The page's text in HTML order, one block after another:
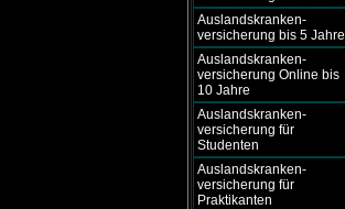
Auslandskranken-
versicherung bis 5 Jahre
Auslandskranken-
versicherung Online bis
10 Jahre
Auslandskranken-
versicherung für
Studenten
Auslandskranken-
versicherung für
Praktikanten